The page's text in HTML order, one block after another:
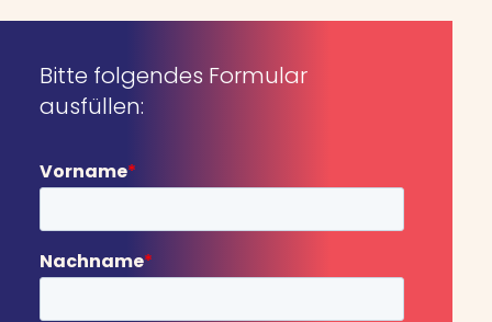
Bitte folgendes Formular
ausfüllen: